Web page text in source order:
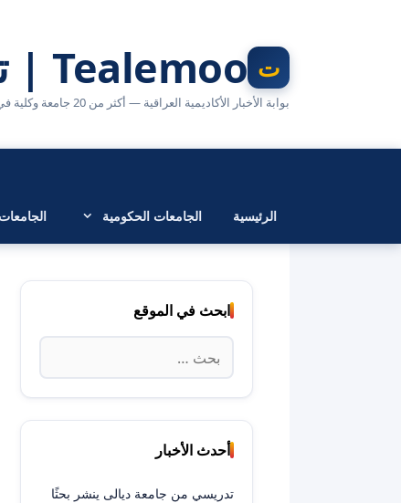
Tealemoo | تعليمو
بوابة الأخبار الأكاديمية العراقية — أكثر من 20 جامعة وكلية في مكان واحد
الرئيسية الجامعات الحكومية
ابحث في الموقع
البحث
عن:
أحدث الأخبار
تدريسي من جامعة ديالى ينشر بحثًا